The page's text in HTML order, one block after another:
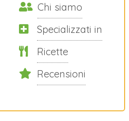
Chi siamo
Specializzati in
Ricette
Recensioni